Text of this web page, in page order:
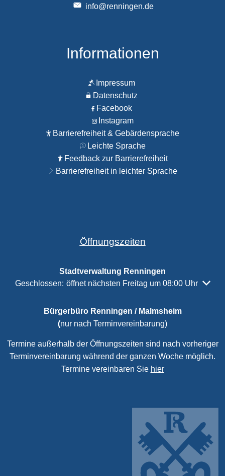
info@renningen.de
Informationen
Impressum
Datenschutz
Facebook
Instagram
Barrierefreiheit & Gebärdensprache
Leichte Sprache
Feedback zur Barrierefreiheit
Barrierefreiheit in leichter Sprache
Öffnungszeiten
Stadtverwaltung Renningen
Klicken, um weitere Öffnungs- oder Schließzeiten
Geschlossen: öffnet nächsten Freitag um 08:00 Uhr
Bürgerbüro Renningen / Malmsheim
(nur nach Terminvereinbarung)
Termine außerhalb der Öffnungszeiten sind nach vorheriger
Terminvereinbarung während der ganzen Woche möglich.
Termine vereinbaren Sie hier